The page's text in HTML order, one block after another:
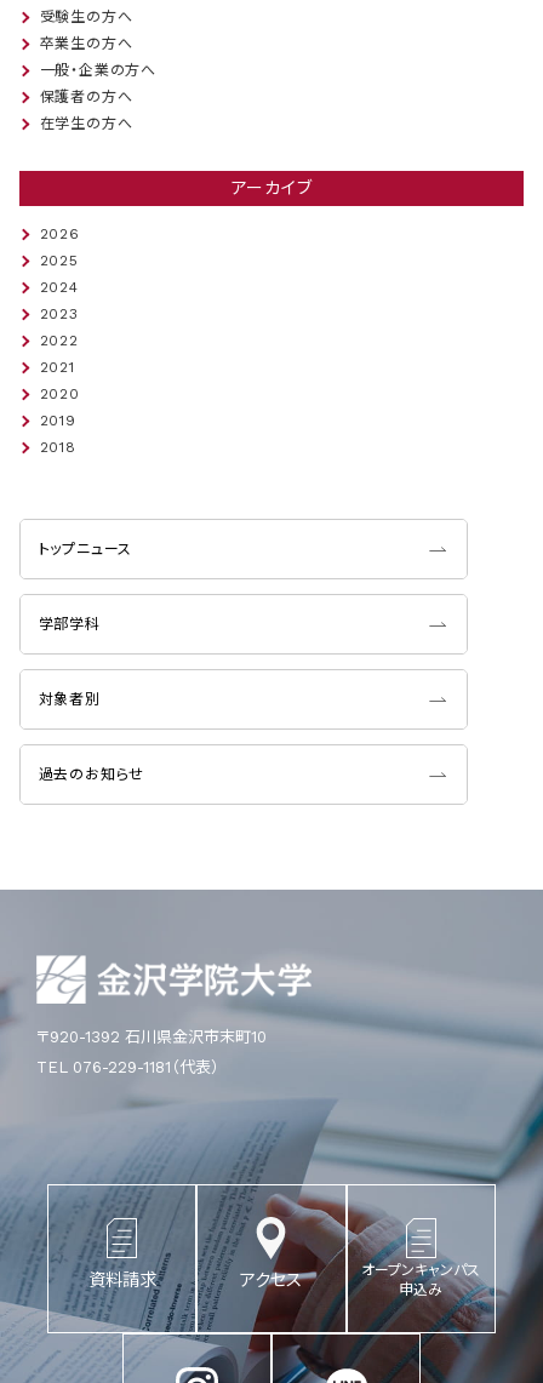
受験生の方へ
卒業生の方へ
一般・企業の方へ
保護者の方へ
在学生の方へ
アーカイブ
2026
2025
2024
2023
2022
2021
2020
2019
2018
トップニュース
学部学科
対象者別
過去のお知らせ
〒920-1392 石川県金沢市末町10
TEL 076-229-1181（代表）
資料請求 アクセス
オープンキャンパス
申込み